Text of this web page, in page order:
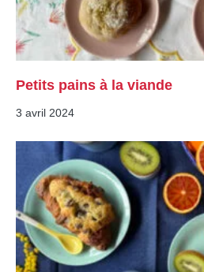
Petits pains à la viande
3 avril 2024